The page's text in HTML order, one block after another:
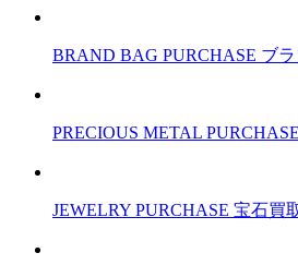
BRAND BAG PURCHASE ブ
PRECIOUS METAL PURCHASE
JEWELRY PURCHASE 宝石買